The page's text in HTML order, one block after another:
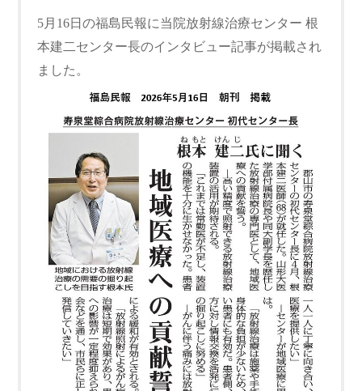
5月16日の福島民報に当院放射線治療センター 根
本建二センター長のインタビュー記事が掲載され
ました。